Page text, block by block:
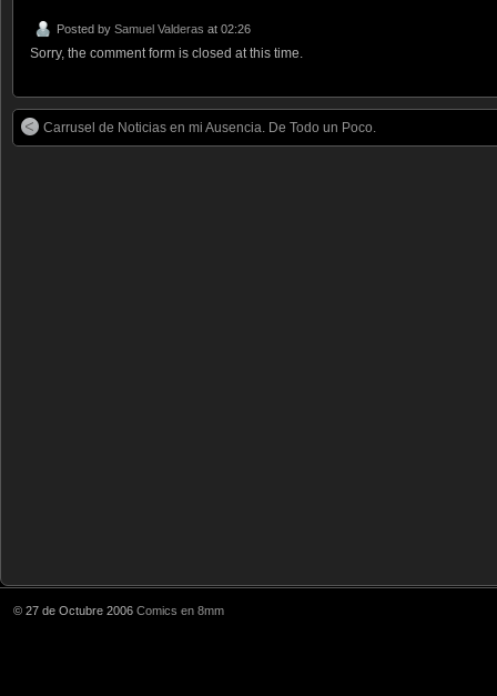
Posted by Samuel Valderas at 02:26
Sorry, the comment form is closed at this time.
Carrusel de Noticias en mi Ausencia. De Todo un Poco.
© 27 de Octubre 2006 Comics en 8mm